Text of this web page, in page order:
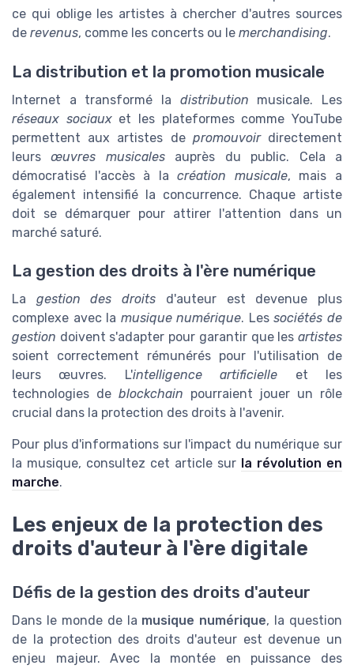
ce qui oblige les artistes à chercher d'autres sources
de revenus, comme les concerts ou le merchandising.
La distribution et la promotion musicale
Internet a transformé la distribution musicale. Les
réseaux sociauxet les plateformes comme YouTube
permettent aux artistes de promouvoirdirectement
leursœuvres musicalesauprès du public. Cela a
démocratisé l'accès à lacréation musicale, mais a
également intensifié la concurrence. Chaque artiste
doit se démarquer pour attirer l'attention dans un
marché saturé.
La gestion des droits à l'ère numérique
La gestion des droits d'auteur est devenue plus
complexe avec la musique numérique. Lessociétés de
gestion doivent s'adapter pour garantir que les artistes
soient correctement rémunérés pour l'utilisation de
leurs œuvres. L'intelligence artificielle et les
technologies de blockchain pourraient jouer un rôle
crucial dans la protection des droits à l'avenir.
Pour plus d'informations sur l'impact du numérique sur
la musique, consultez cet article sur la révolution en
marche.
Les enjeux de la protection des
droits d'auteur à l'ère digitale
Défis de la gestion des droits d'auteur
Dans le monde de la musique numérique, la question
de la protection des droits d'auteur est devenue un
enjeu majeur. Avec la montée en puissance des